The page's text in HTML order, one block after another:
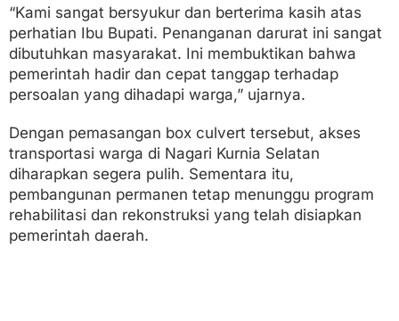
“Kami sangat bersyukur dan berterima kasih atas
perhatian Ibu Bupati. Penanganan darurat ini sangat
dibutuhkan masyarakat. Ini membuktikan bahwa
pemerintah hadir dan cepat tanggap terhadap
persoalan yang dihadapi warga,” ujarnya.
Dengan pemasangan box culvert tersebut, akses
transportasi warga di Nagari Kurnia Selatan
diharapkan segera pulih. Sementara itu,
pembangunan permanen tetap menunggu program
rehabilitasi dan rekonstruksi yang telah disiapkan
pemerintah daerah.